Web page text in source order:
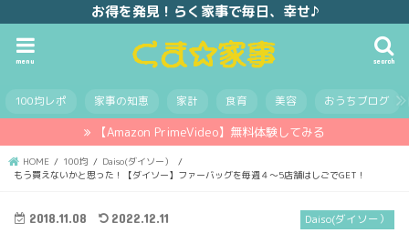
お得を発見！らく家事で毎日、幸せ♪
search
menu
100均レポ 家事の知恵 家計 食育 美容 おうちブログ
【Amazon PrimeVideo】無料体験してみる
HOME 100均
Daiso(ダイソー）
もう買えないかと思った！【ダイソー】ファーバッグを毎週４～5店舗はしごでGET！
Daiso(ダイソー）
2018.11.08 2022.12.11